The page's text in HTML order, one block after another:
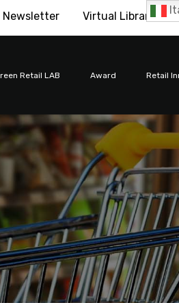
Newsletter Virtual Library
Retail LAB Award Retail